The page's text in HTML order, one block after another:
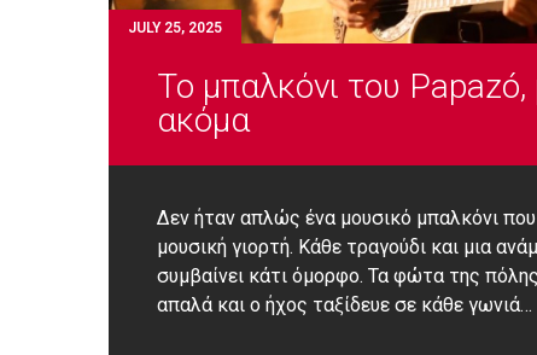
JULY 25, 2025
Το μπαλκόνι του
ακόμα
Δεν ήταν απλώς ένα μουσικό μπαλκόνι
μουσική γιορτή. Κάθε τραγούδι και μια
συμβαίνει κάτι όμορφο. Τα φώτα της
απαλά και ο ήχος ταξίδευε σε κάθε γωνιά…